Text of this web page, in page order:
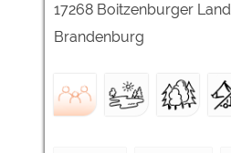
17268 Boitzenburger Land
Brandenburg